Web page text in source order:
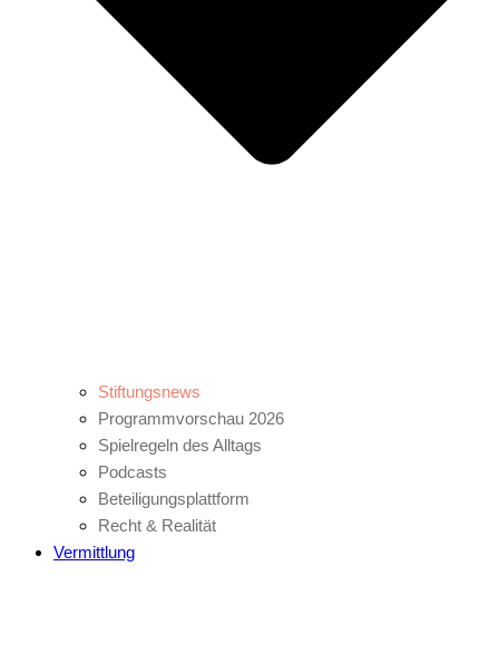
Stiftungsnews
Programmvorschau 2026
Spielregeln des Alltags
Podcasts
Beteiligungsplattform
Recht & Realität
Vermittlung